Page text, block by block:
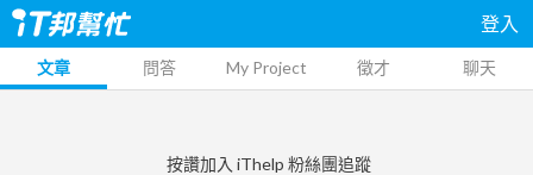
登入
文章 問答 My Project 徵才 聊天
按讚加入 iThelp 粉絲團追蹤